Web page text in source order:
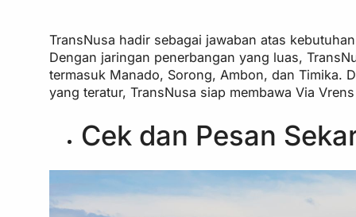
TransNusa hadir sebagai jawaban atas
Dengan jaringan penerbangan yang luas,
termasuk Manado, Sorong, Ambon, dan Timika.
yang teratur, TransNusa siap membawa Via
Cek dan Pesan